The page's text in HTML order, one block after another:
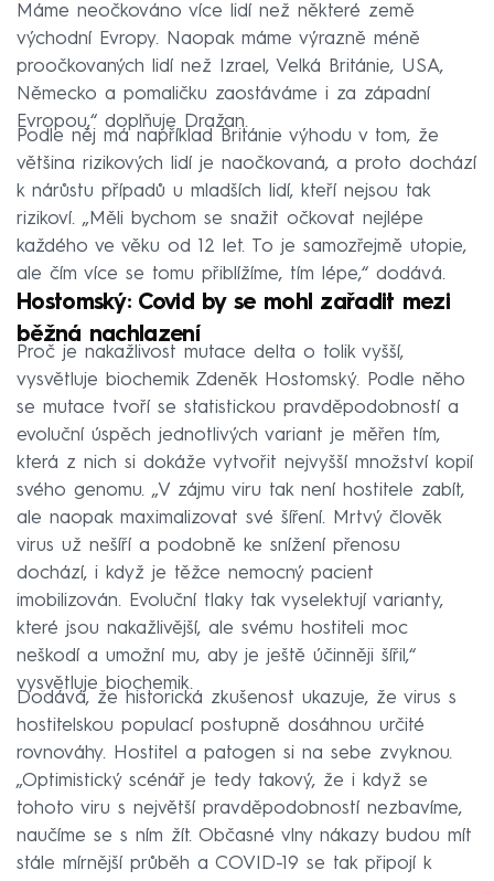
Máme neočkováno více lidí než některé země
východní Evropy. Naopak máme výrazně méně
proočkovaných lidí než Izrael, Velká Británie, USA,
Německo a pomaličku zaostáváme i za západní
Evropou,“ doplňuje Dražan.
Podle něj má například Británie výhodu v tom, že
většina rizikových lidí je naočkovaná, a proto dochází
k nárůstu případů u mladších lidí, kteří nejsou tak
rizikoví. „Měli bychom se snažit očkovat nejlépe
každého ve věku od 12 let. To je samozřejmě utopie,
ale čím více se tomu přiblížíme, tím lépe,“ dodává.
Hostomský: Covid by se mohl zařadit mezi
běžná nachlazení
Proč je nakažlivost mutace delta o tolik vyšší,
vysvětluje biochemik Zdeněk Hostomský. Podle něho
se mutace tvoří se statistickou pravděpodobností a
evoluční úspěch jednotlivých variant je měřen tím,
která z nich si dokáže vytvořit nejvyšší množství kopií
svého genomu. „V zájmu viru tak není hostitele zabít,
ale naopak maximalizovat své šíření. Mrtvý člověk
virus už nešíří a podobně ke snížení přenosu
dochází, i když je těžce nemocný pacient
imobilizován. Evoluční tlaky tak vyselektují varianty,
které jsou nakažlivější, ale svému hostiteli moc
neškodí a umožní mu, aby je ještě účinněji šířil,“
vysvětluje biochemik.
Dodává, že historická zkušenost ukazuje, že virus s
hostitelskou populací postupně dosáhnou určité
rovnováhy. Hostitel a patogen si na sebe zvyknou.
„Optimistický scénář je tedy takový, že i když se
tohoto viru s největší pravděpodobností nezbavíme,
naučíme se s ním žít. Občasné vlny nákazy budou mít
stále mírnější průběh a COVID-19 se tak připojí k